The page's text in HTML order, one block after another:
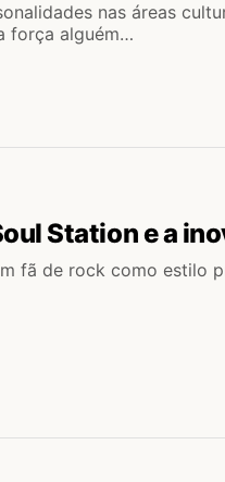
nas áreas
força alguém…
Station e a
fã de rock como estilo